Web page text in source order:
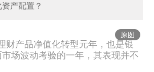
产配置？
原图
财产品净值化转型元年，也是银
场波动考验的一年，其表现并不